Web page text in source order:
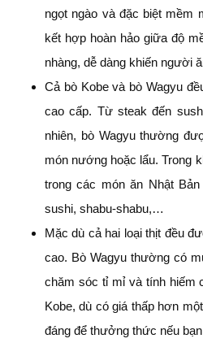
ngọt ngào và đặc biệt mềm
kết hợp hoàn hảo giữa độ
nhàng, dễ dàng khiến người
Cả bò Kobe và bò Wagyu
cao cấp. Từ steak đến
nhiên, bò Wagyu thường
món nướng hoặc lẩu. Trong
trong các món ăn Nhật
sushi, shabu-shabu,…
Mặc dù cả hai loại thịt đều
cao. Bò Wagyu thường có
chăm sóc tỉ mỉ và tính hiếm
Kobe, dù có giá thấp hơn
đáng để thưởng thức nếu